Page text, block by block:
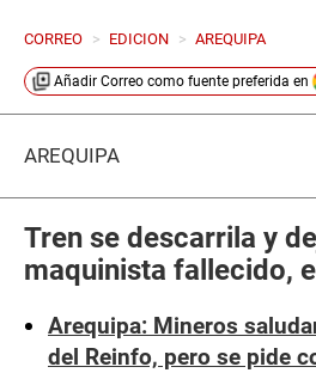
CORREO > EDICION > AREQUIPA
Añadir Correo como fuente preferida en
AREQUIPA
Tren se descarrila y
maquinista fallecido,
Arequipa: Mineros
del Reinfo, pero se pide